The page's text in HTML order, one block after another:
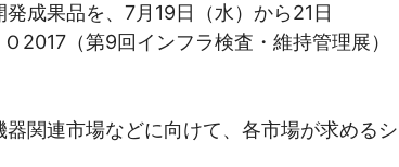
成果品を、7月19日（水）から21日
2017（第9回インフラ検査・維持管理展）
関連市場などに向けて、各市場が求めるシ